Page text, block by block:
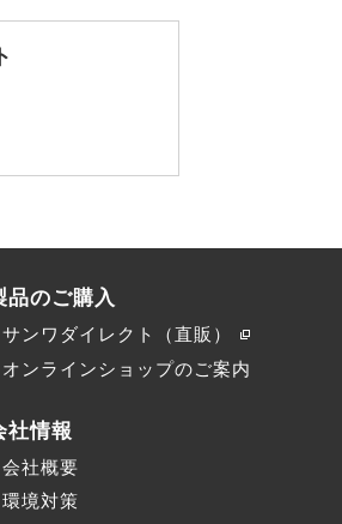
品のご購入
サンワダイレクト（直販）
オンラインショップのご案内
社情報
会社概要
環境対策